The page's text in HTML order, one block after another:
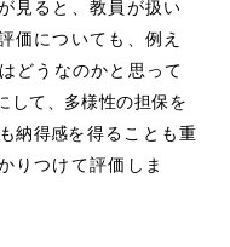
見ると、教員が扱い
価についても、例え
はどうなのかと思って
して、多様性の担保を
納得感を得ることも重
りつけて評価しま